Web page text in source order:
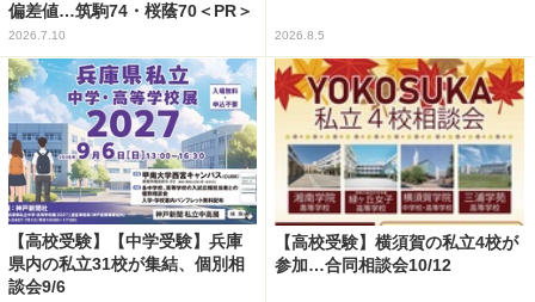
偏差値…筑駒74・桜蔭70＜PR＞
2026.7.10 2026.8.5
【高校受験】【中学受験】兵庫
県内の私立31校が集結、個別相
談会9/6
【高校受験】横須賀の私立4校が
参加…合同相談会10/12